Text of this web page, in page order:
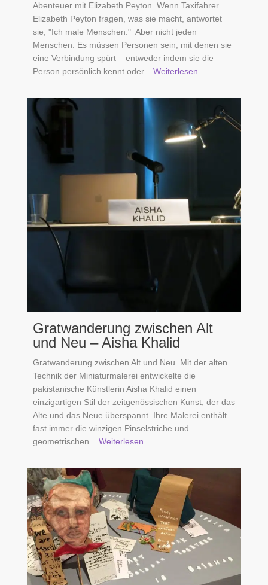
Abenteuer mit Elizabeth Peyton. Wenn Taxifahrer
Elizabeth Peyton fragen, was sie macht, antwortet
sie, "Ich male Menschen." Aber nicht jeden
Menschen. Es müssen Personen sein, mit denen sie
eine Verbindung spürt – entweder indem sie die
Person persönlich kennt oder... Weiterlesen
Gratwanderung zwischen Alt
und Neu – Aisha Khalid
Gratwanderung zwischen Alt und Neu. Mit der alten
Technik der Miniaturmalerei entwickelte die
pakistanische Künstlerin Aisha Khalid einen
einzigartigen Stil der zeitgenössischen Kunst, der das
Alte und das Neue überspannt. Ihre Malerei enthält
fast immer die winzigen Pinselstriche und
geometrischen ... Weiterlesen